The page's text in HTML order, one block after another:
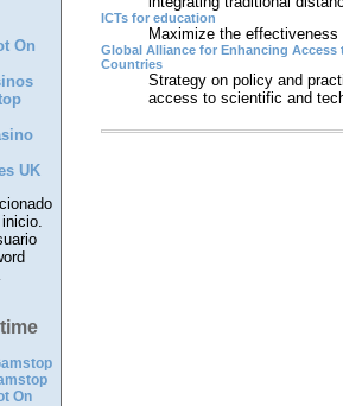
On
UK
On
ICTs for education
Maximize the
Global Alliance for Enhancing
Countries
Strategy on policy and
access to scientific and